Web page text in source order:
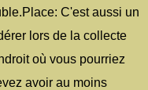
C'est aussi un
lors de la collecte
où vous pourriez
avoir au moins